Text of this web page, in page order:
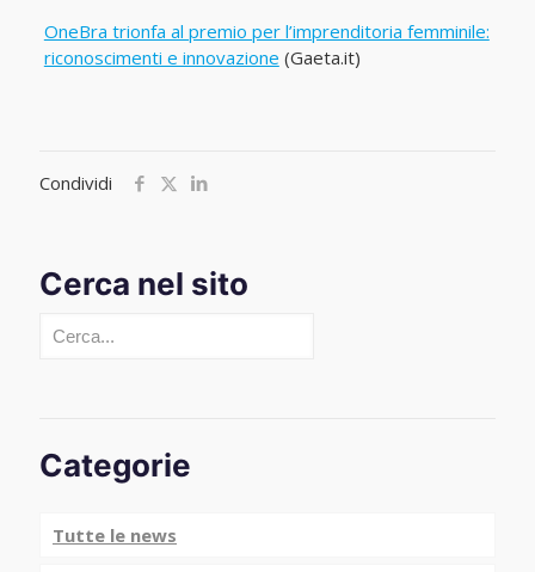
OneBra trionfa al premio per l’imprenditoria femminile:
riconoscimenti e innovazione (Gaeta.it)
Condividi
Cerca nel sito
Cerca
Categorie
Tutte le news